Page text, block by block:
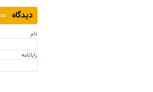
دیدگاه
نام
رایانامه